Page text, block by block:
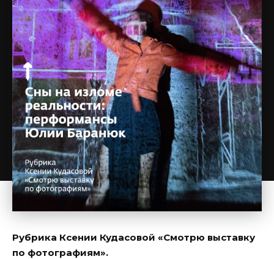
Рубрика Ксении Кудасовой «Смотрю выставку
по фотографиям».